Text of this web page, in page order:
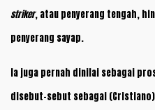
striker, atau penyerang tengah,
penyerang sayap.
Ia juga pernah dinilai sebagai
disebut-sebut sebagai